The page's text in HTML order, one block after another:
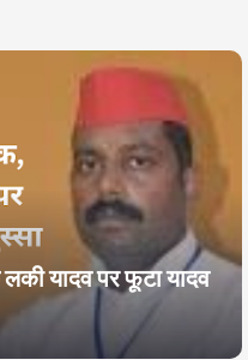
यादव पर फूटा यादव